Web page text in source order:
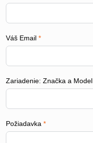
Váš Email *
Zariadenie: Značka a Model
Požiadavka *